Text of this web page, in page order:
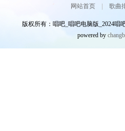
网站首页| 歌曲
版权所有：唱吧_唱吧电脑版_2024唱
powered by